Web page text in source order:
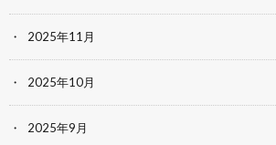
2025年11月
2025年10月
2025年9月